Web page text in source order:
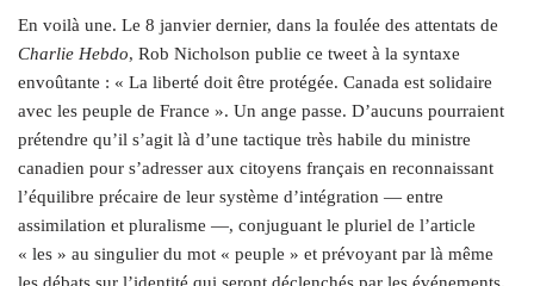
En voilà une. Le 8 janvier dernier, dans la foulée des attentats de
Charlie Hebdo, Rob Nicholson publie ce tweet à la syntaxe
envoûtante : « La liberté doit être protégée. Canada est solidaire
avec les peuple de France ». Un ange passe. D’aucuns pourraient
prétendre qu’il s’agit là d’une tactique très habile du ministre
canadien pour s’adresser aux citoyens français en reconnaissant
l’équilibre précaire de leur système d’intégration — entre
assimilation et pluralisme —, conjuguant le pluriel de l’article
« les » au singulier du mot « peuple » et prévoyant par là même